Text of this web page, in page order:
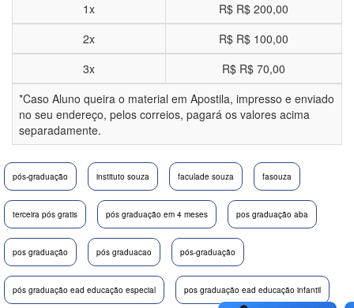
1x
R$ R$ 200,00
2x
R$ R$ 100,00
3x
R$ R$ 70,00
*Caso Aluno queira o material em Apostila, impresso e enviado
no seu endereço, pelos correios, pagará os valores acima
separadamente.
pós-graduação instituto souza faculade souza fasouza
terceira pós gratis pós graduação em 4 meses pos graduação aba
pos graduação pós graduacao pós-graduação
pós graduação ead educação especial pos graduação ead educação infantil